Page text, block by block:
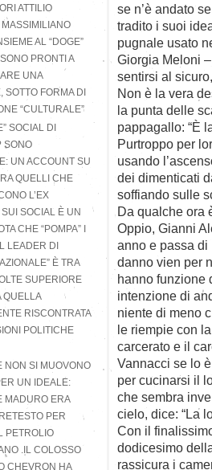
se n’è andato
tradito i suoi
pugnale usato
Giorgia Meloni
sentirsi al
Non è la vera
la punta delle
pappagallo: “È
Purtroppo per
usando
dei dimenticati
soffiando sulle
Da qualche ora
Oppio, Gianni
anno e passa di
danno vien per
hanno funzione
intenzione di
niente di meno
le riempie con
carcerato e il
Vannacci se lo
per cucinarsi il
che sembra
cielo, dice: “La
Con il
dodicesimo
rassicura i
ATTILIO
MASSIMILIANO
AL “DOGE”
PRONTI A
UNA
SOTTO FORMA DI
“CULTURALE”
SOCIAL DI
SONO
UN ACCOUNT SU
QUELLI CHE
L’EX
SOCIAL È UN
CHE “POMPA” I
LEADER DI
È TRA
SUPERIORE
QUELLA
RISCONTRATA
POLITICHE
NON SI MUOVONO
UN IDEALE:
MADURO ERA
PER
PETROLIO
.IL COLOSSO
CHEVRON HA